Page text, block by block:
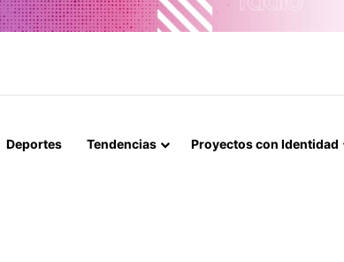
REUNIÓN TÉCNICA POR CONTROLES EN COLCHANE
Deportes Tendencias Proyectos con Identidad